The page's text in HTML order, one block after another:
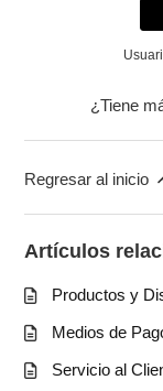
¿Tiene
Regresar al inicio
Artículos
Productos y
Medios de
Servicio al